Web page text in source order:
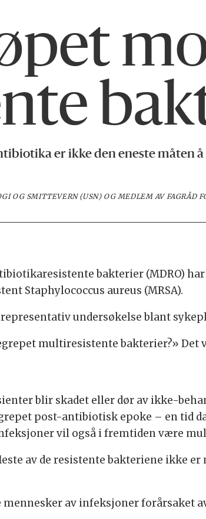
er ikke den eneste måten
OG SMITTEVERN (USN) OG MEDLEM AV FAGRÅD
bakterier (MDRO)
Staphylococcus aureus (MRSA).
undersøkelse blant
multiresistente bakterier?» Det
blir skadet eller dør av ikke-
post-antibiotisk epoke – en tid
vil også i fremtiden være
av de resistente bakteriene ikke
mennesker av infeksjoner forårsaket